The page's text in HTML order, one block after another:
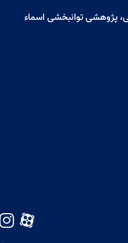
پژوهشی توانبخشی اسماء